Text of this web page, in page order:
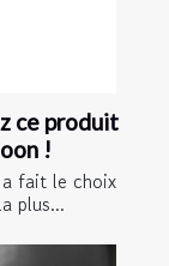
ce produit
!
a fait le choix
plus...